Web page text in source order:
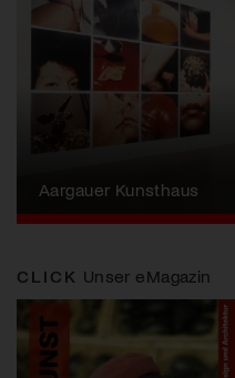
Künstlerin
Aargauer Kunsthaus
Gewerbemuseum
Liste Art Fair Basel
Bündner Kunstmuseum
Künstler:innen Portraits
Junge Schweizer Kunst
Vögele Kultur Zentrum
Nidwaldner Museum
Haus für Kunst Uri
CLICK Unser eMagazin